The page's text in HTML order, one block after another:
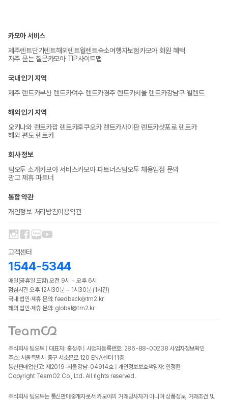
카모아 서비스
제주렌트단기렌트해외렌트월렌트숙소여행자보험카모아 회원 혜택
자주 묻는 질문카모아 TIP사이트맵
국내 인기 지역
제주 렌트카부산 렌트카여수 렌트카경주 렌트카서울 렌트카강남구 월렌트
해외 인기 지역
오키나와 렌트카괌 렌트카후쿠오카 렌트카사이판 렌트카삿포로 렌트카
해외 편도 렌트카
회사 정보
팀오투 소개카모아 서비스카모아 파트너스팀오투 채용입점 문의
광고 제휴 파트너
통합 약관
개인정보 처리방침이용약관
고객센터
1544-5344
매일(공휴일 포함) 오전 9시 ~ 오후 6시
점심시간 오후 12시30분 ~ 1시30분 (1시간)
국내 법인·제휴 문의: feedback@tm2.kr
해외 법인·제휴 문의: global@tm2.kr
주식회사 팀오투 | 대표자: 홍성주 | 사업자등록번호: 286-88-00238 사업자정보확인
주소: 서울특별시 중구 서소문로 120 ENA센터 11층
통신판매업신고: 제2019-서울강남-04914호 | 개인정보보호책임자: 인정환
Copyright TeamO2 Co., Ltd. All rights reserved.
주식회사 팀오투는 통신판매중개자로서 카모아의 거래당사자가 아니며 상품정보, 거래조건 및